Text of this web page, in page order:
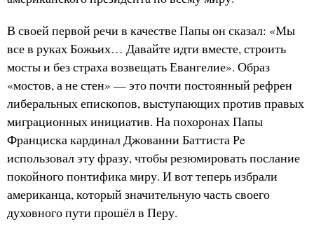
В своей первой речи в качестве Папы он сказал: «Мы
все в руках Божьих… Давайте идти вместе, строить
мосты и без страха возвещать Евангелие». Образ
«мостов, а не стен» — это почти постоянный рефрен
либеральных епископов, выступающих против правых
миграционных инициатив. На похоронах Папы
Франциска кардинал Джованни Баттиста Рe
использовал эту фразу, чтобы резюмировать послание
покойного понтифика миру. И вот теперь избрали
американца, который значительную часть своего
духовного пути прошёл в Перу.